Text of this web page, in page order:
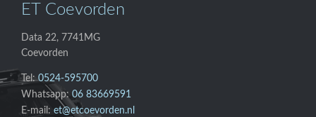
ET Coevorden
Data 22, 7741MG
Coevorden
Tel:0524-595700
Whatsapp: 06 83669591
E-mail: et@etcoevorden.nl